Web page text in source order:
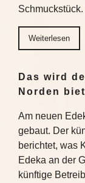
Weiterlesen
Das wird
Norden
Am neuen
gebaut. Der
berichtet, was
Edeka an der
künftige